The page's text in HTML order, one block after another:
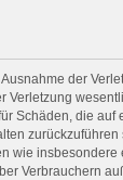
der
Verletzung
Schäden, die auf
wie insbesondere
Verbrauchern